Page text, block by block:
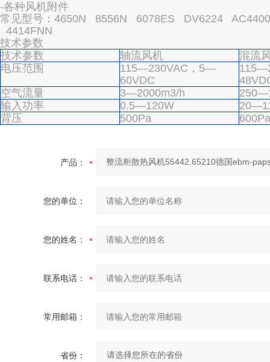
-各种风机附件
常见型号：4650N 8556N 6078ES DV6224
4414FNN
技术参数
技术参数
轴流风机
混流
电压范围
115—230VAC，5—
60VDC
空气流量
3—2000m3/h
输入功率
0.5—120W
背压
500Pa 600Pa
产品：
您的单位：
您的姓名：
联系电话：
常用邮箱：
省份：